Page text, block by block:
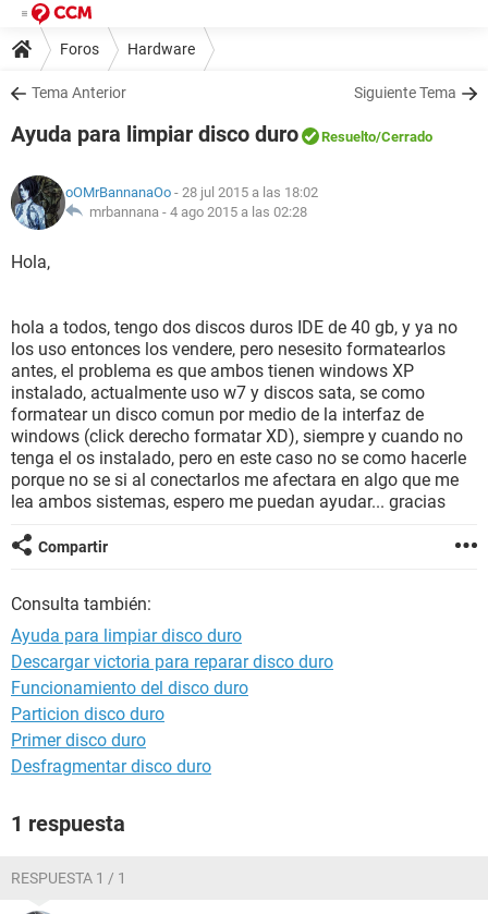
Foros Hardware
Tema Anterior Siguiente Tema
Ayuda para limpiar disco duro Resuelto/Cerrado
oOMrBannanaOo - 28 jul 2015 a las 18:02
mrbannana - 4 ago 2015 a las 02:28
Hola,
hola a todos, tengo dos discos duros IDE de 40 gb, y ya no
los uso entonces los vendere, pero nesesito formatearlos
antes, el problema es que ambos tienen windows XP
instalado, actualmente uso w7 y discos sata, se como
formatear un disco comun por medio de la interfaz de
windows (click derecho formatar XD), siempre y cuando no
tenga el os instalado, pero en este caso no se como hacerle
porque no se si al conectarlos me afectara en algo que me
lea ambos sistemas, espero me puedan ayudar... gracias
Compartir
Consulta también:
Ayuda para limpiar disco duro
Descargar victoria para reparar disco duro
Funcionamiento del disco duro
Particion disco duro
Primer disco duro
Desfragmentar disco duro
1 respuesta
RESPUESTA 1 / 1